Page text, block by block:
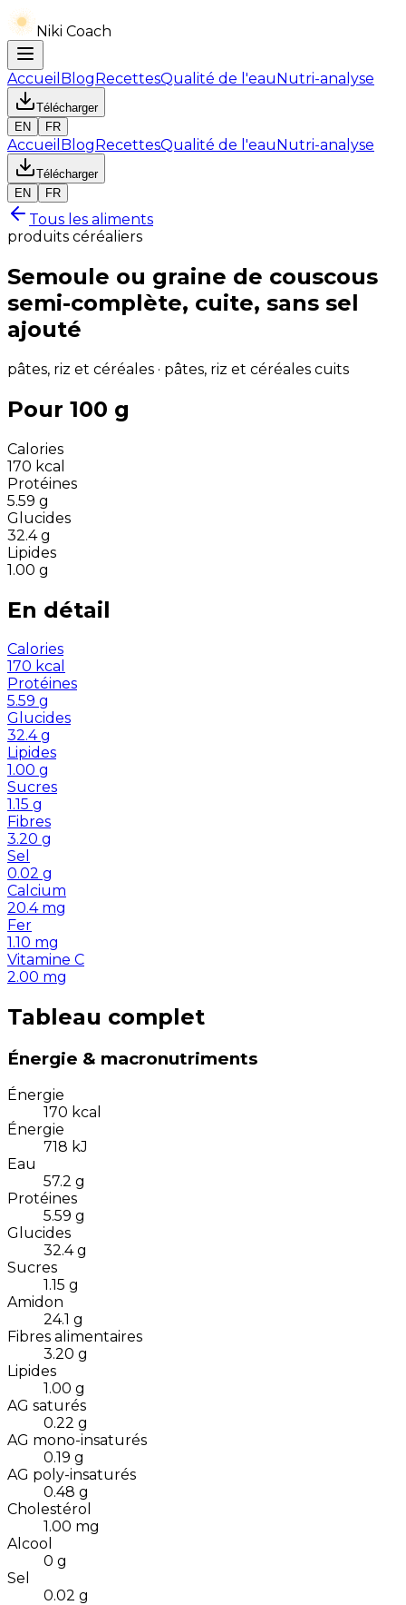
Niki Coach
Accueil BlogRecettesQualité de l'eauNutri-analyse
Télécharger
EN
FR
Accueil BlogRecettesQualité de l'eauNutri-analyse
Télécharger
EN
FR
Tous les aliments
produits céréaliers
Semoule ou graine de couscous
semi-complète, cuite, sans sel
ajouté
pâtes, riz et céréales · pâtes, riz et céréales cuits
Pour 100 g
Calories
170 kcal
Protéines
5.59 g
Glucides
32.4 g
Lipides
1.00 g
En détail
Calories
170 kcal
Protéines
5.59 g
Glucides
32.4 g
Lipides
1.00 g
Sucres
1.15 g
Fibres
3.20 g
Sel
0.02 g
Calcium
20.4 mg
Fer
1.10 mg
Vitamine C
2.00 mg
Tableau complet
Énergie & macronutriments
Énergie
170 kcal
Énergie
718 kJ
Eau
57.2 g
Protéines
5.59 g
Glucides
32.4 g
Sucres
1.15 g
Amidon
24.1 g
Fibres alimentaires
3.20 g
Lipides
1.00 g
AG saturés
0.22 g
AG mono-insaturés
0.19 g
AG poly-insaturés
0.48 g
Cholestérol
1.00 mg
Alcool
0 g
Sel
0.02 g